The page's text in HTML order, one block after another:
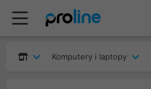
Komputery i laptopy